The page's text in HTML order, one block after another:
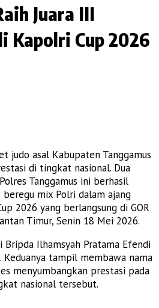
Juara III
Kapolri Cup 2026
judo asal Kabupaten Tanggamus
di tingkat nasional. Dua
Tanggamus ini berhasil
mix Polri dalam ajang
2026 yang berlangsung di GOR
Timur, Senin 18 Mei 2026.
Ilhamsyah Pratama Efendi
Keduanya tampil membawa nama
menyumbangkan prestasi pada
nasional tersebut.